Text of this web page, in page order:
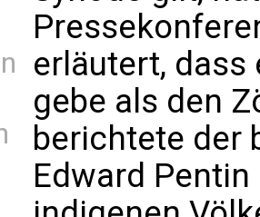
erläutert, dass
gebe als den
berichtete der
Edward Pentin